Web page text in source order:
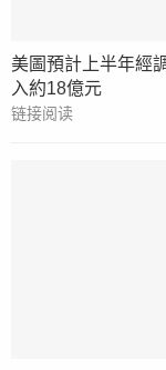
美圖預計上半年經
入約18億元
链接阅读